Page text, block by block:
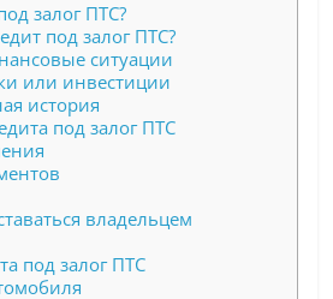
залог ПТС?
под залог ПТС?
ситуации
или инвестиции
история
под залог ПТС
владельцем
под залог ПТС